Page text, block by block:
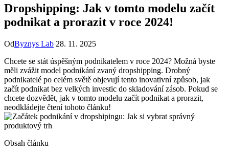
Dropshipping: Jak v tomto modelu začít
podnikat a prorazit v roce 2024!
OdByznys Lab 28. 11. 2025
Chcete se stát úspěšným podnikatelem v roce 2024? Možná byste
měli zvážit model podnikání zvaný dropshipping. Drobný
podnikatelé po celém světě objevují tento inovativní způsob, jak
začít podnikat bez velkých investic do skladování zásob. Pokud se
chcete dozvědět, jak v tomto modelu začít podnikat a prorazit,
neodkládejte čtení tohoto článku!
Obsah článku